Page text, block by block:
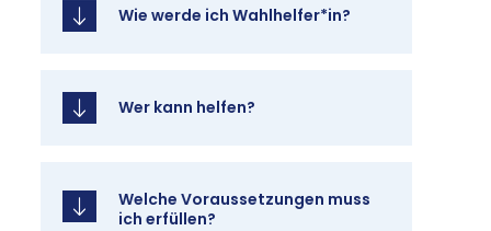
Wie wer­de ich Wahl­hel­fer*in?
Wer kann hel­fen?
Wel­che Vor­aus­set­zun­gen muss
ich er­fül­len?